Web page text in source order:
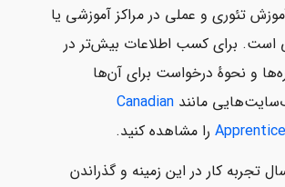
تئوری و عملی در مراکز آموزشی یا
است. برای کسب اطلاعات بیش‌تر در
و نحوهٔ درخواست برای آن‌ها
مانند Canadian
را مشاهده کنید.
تجربه کار در این زمینه و گذراندن